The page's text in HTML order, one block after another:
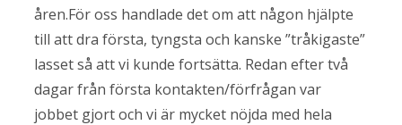
åren.För oss handlade det om att någon hjälpte
till att dra första, tyngsta och kanske ”tråkigaste”
lasset så att vi kunde fortsätta. Redan efter två
dagar från första kontakten/förfrågan var
jobbet gjort och vi är mycket nöjda med hela